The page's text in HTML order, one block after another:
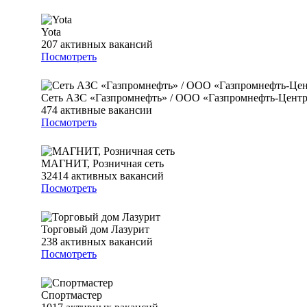
Yota
207 активных вакансий
Посмотреть
Сеть АЗС «Газпромнефть» / ООО «Газпромнефть-
474 активные вакансии
Посмотреть
МАГНИТ, Розничная сеть
32414 активных вакансий
Посмотреть
Торговый дом Лазурит
238 активных вакансий
Посмотреть
Спортмастер